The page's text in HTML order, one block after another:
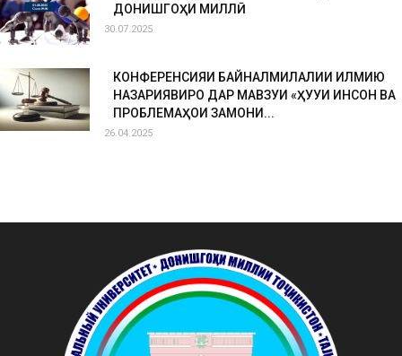
ДОНИШГОҲИ МИЛЛӢ
30.07.2025
КОНФЕРЕНСИЯИ БАЙНАЛМИЛАЛИИ ИЛМИЮ
НАЗАРИЯВИРО ДАР МАВЗУИ «ҲУҚУҚИ ИНСОН ВА
ПРОБЛЕМАҲОИ ЗАМОНИ...
26.04.2025